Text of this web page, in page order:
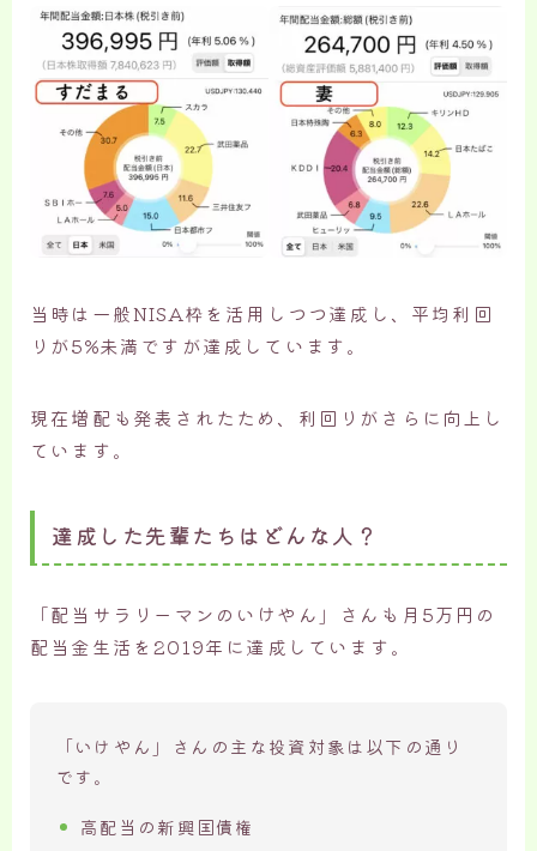
当時は一般NISA枠を活用しつつ達成し、平均利回
りが5%未満ですが達成しています。
現在増配も発表されたため、利回りがさらに向上し
ています。
達成した先輩たちはどんな人？
「配当サラリーマンのいけやん」さんも月5万円の
配当金生活を2019年に達成しています。
「いけやん」さんの主な投資対象は以下の通り
です。
高配当の新興国債権